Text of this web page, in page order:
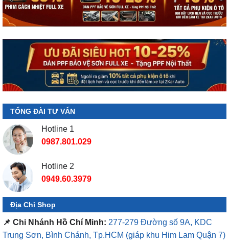
TỔNG ĐÀI TƯ VẤN
Hotline 1
0987.801.029
Hotline 2
0949.60.3979
Địa Chỉ Shop
📌 Chi Nhánh Hồ Chí Minh: 277-279 Đường số 9A, KDC
Trung Sơn, Bình Chánh, Tp.HCM (giáp khu Him Lam Quận 7)